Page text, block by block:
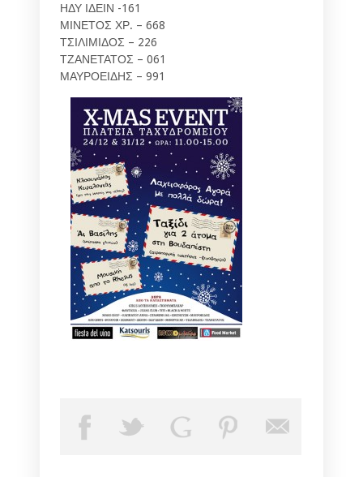
ΗΔΥ ΙΔΕΙΝ -161
ΜΙΝΕΤΟΣ ΧΡ. – 668
ΤΣΙΛΙΜΙΔΟΣ – 226
ΤΖΑΝΕΤΑΤΟΣ – 061
ΜΑΥΡΟΕΙΔΗΣ – 991